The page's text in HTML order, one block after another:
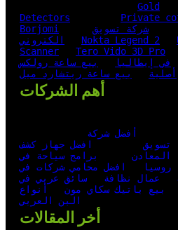
Gold
Detectors
Private
Borjomi
شركة تسويق
الكتروني
Nokta Legend 2
Scanner
Tero Vido 3D Pro
في إيطاليا
بيع ساعة رولكس
أصلية
بيع ساعة ريتشارد ميل
أهم الشركات
أفضل شركة
تسويق
افضل جهاز كشف
المعادن
برامج سياحة في
روسيا
افضل محامي شركات في
عمال نظافة
سائق عربي في
بيع باتيك سكاي مون
أنواع
البن العربي
أخر المقالات